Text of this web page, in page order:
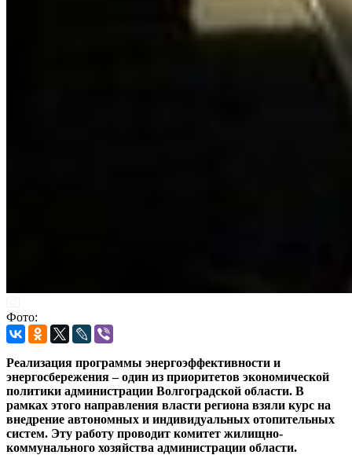
Фото:
Реализация программы энергоэффективности и
энергосбережения – один из приоритетов экономической
политики администрации Волгоградской области. В
рамках этого направления власти региона взяли курс на
внедрение автономных и индивидуальных отопительных
систем. Эту работу проводит комитет жилищно-
коммунального хозяйства администрации области.